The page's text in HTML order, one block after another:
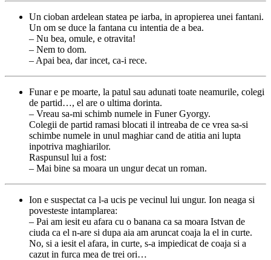
Un cioban ardelean statea pe iarba, in apropierea unei fantani.
Un om se duce la fantana cu intentia de a bea.
– Nu bea, omule, e otravita!
– Nem to dom.
– Apai bea, dar incet, ca-i rece.
Funar e pe moarte, la patul sau adunati toate neamurile, colegi
de partid…, el are o ultima dorinta.
– Vreau sa-mi schimb numele in Funer Gyorgy.
Colegii de partid ramasi blocati il intreaba de ce vrea sa-si
schimbe numele in unul maghiar cand de atitia ani lupta
inpotriva maghiarilor.
Raspunsul lui a fost:
– Mai bine sa moara un ungur decat un roman.
Ion e suspectat ca l-a ucis pe vecinul lui ungur. Ion neaga si
povesteste intamplarea:
– Pai am iesit eu afara cu o banana ca sa moara Istvan de
ciuda ca el n-are si dupa aia am aruncat coaja la el in curte.
No, si a iesit el afara, in curte, s-a impiedicat de coaja si a
cazut in furca mea de trei ori…